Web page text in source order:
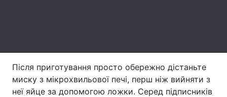
Тема оформлення
Після приготування просто обережно дістаньте
миску з мікрохвильової печі, перш ніж вийняти з
неї яйце за допомогою ложки. Серед підписників